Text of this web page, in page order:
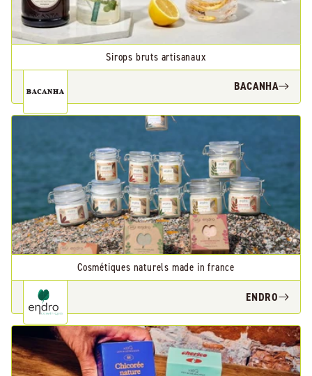
Sirops bruts artisanaux
BACANHA
Cosmétiques naturels made in france
ENDRO